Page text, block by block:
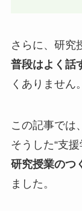
さらに、研究
普段はよく話
くありません。
この記事では、
そうした“支
研究授業のつ
ました。